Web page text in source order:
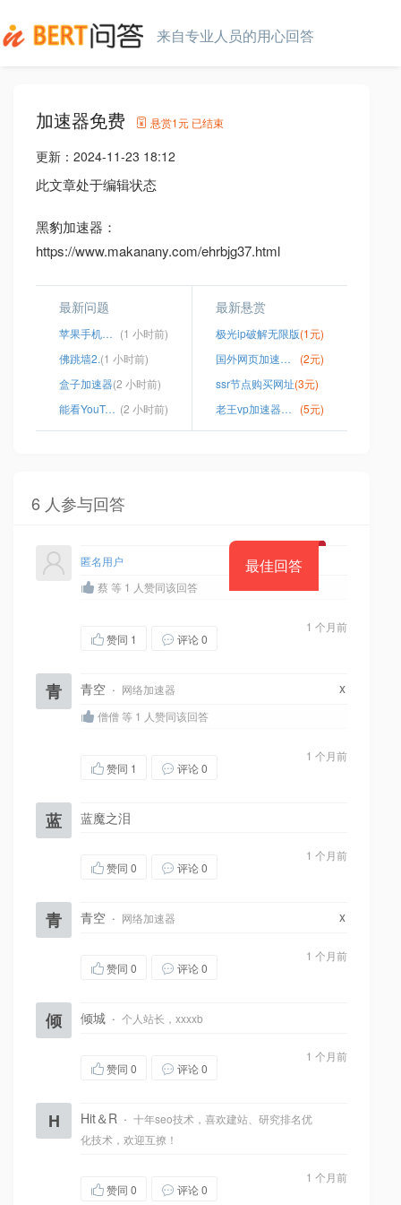
来自专业人员的用心回答
加速器免费 悬赏1元 已结束
更新： 2024-11-23 18:12
此文章处于编辑状态
黑豹加速器：
https://www.makanany.com/ehrbjg37.html
最新问题
苹果手机可以用ins吗 (1 小时前)
佛跳墙2.(1 小时前)
盒子加速器(2 小时前)
能看YouTube浏览器 (2 小时前)
最新悬赏
极光ip破解无限版(1元)
国外网页加速器免费版
(2元)
ssr节点购买网址(3元)
老王vp加速器怎么样
(5元)
6 人参与回答
最佳回答
匿名用户
蔡 等 1 人赞同该回答
1 个月前
赞同 1 评论 0
青 青空 · 网络加速器 x
僧僧 等 1 人赞同该回答
1 个月前
赞同 1 评论 0
蓝 蓝魔之泪
1 个月前
赞同 0 评论 0
青 青空 · 网络加速器 x
1 个月前
赞同 0 评论 0
倾 倾城 · 个人站长，xxxxb
1 个月前
赞同 0 评论 0
H Hit＆R · 十年seo技术，喜欢建站、研究排名优
化技术，欢迎互撩！
1 个月前
赞同 0 评论 0